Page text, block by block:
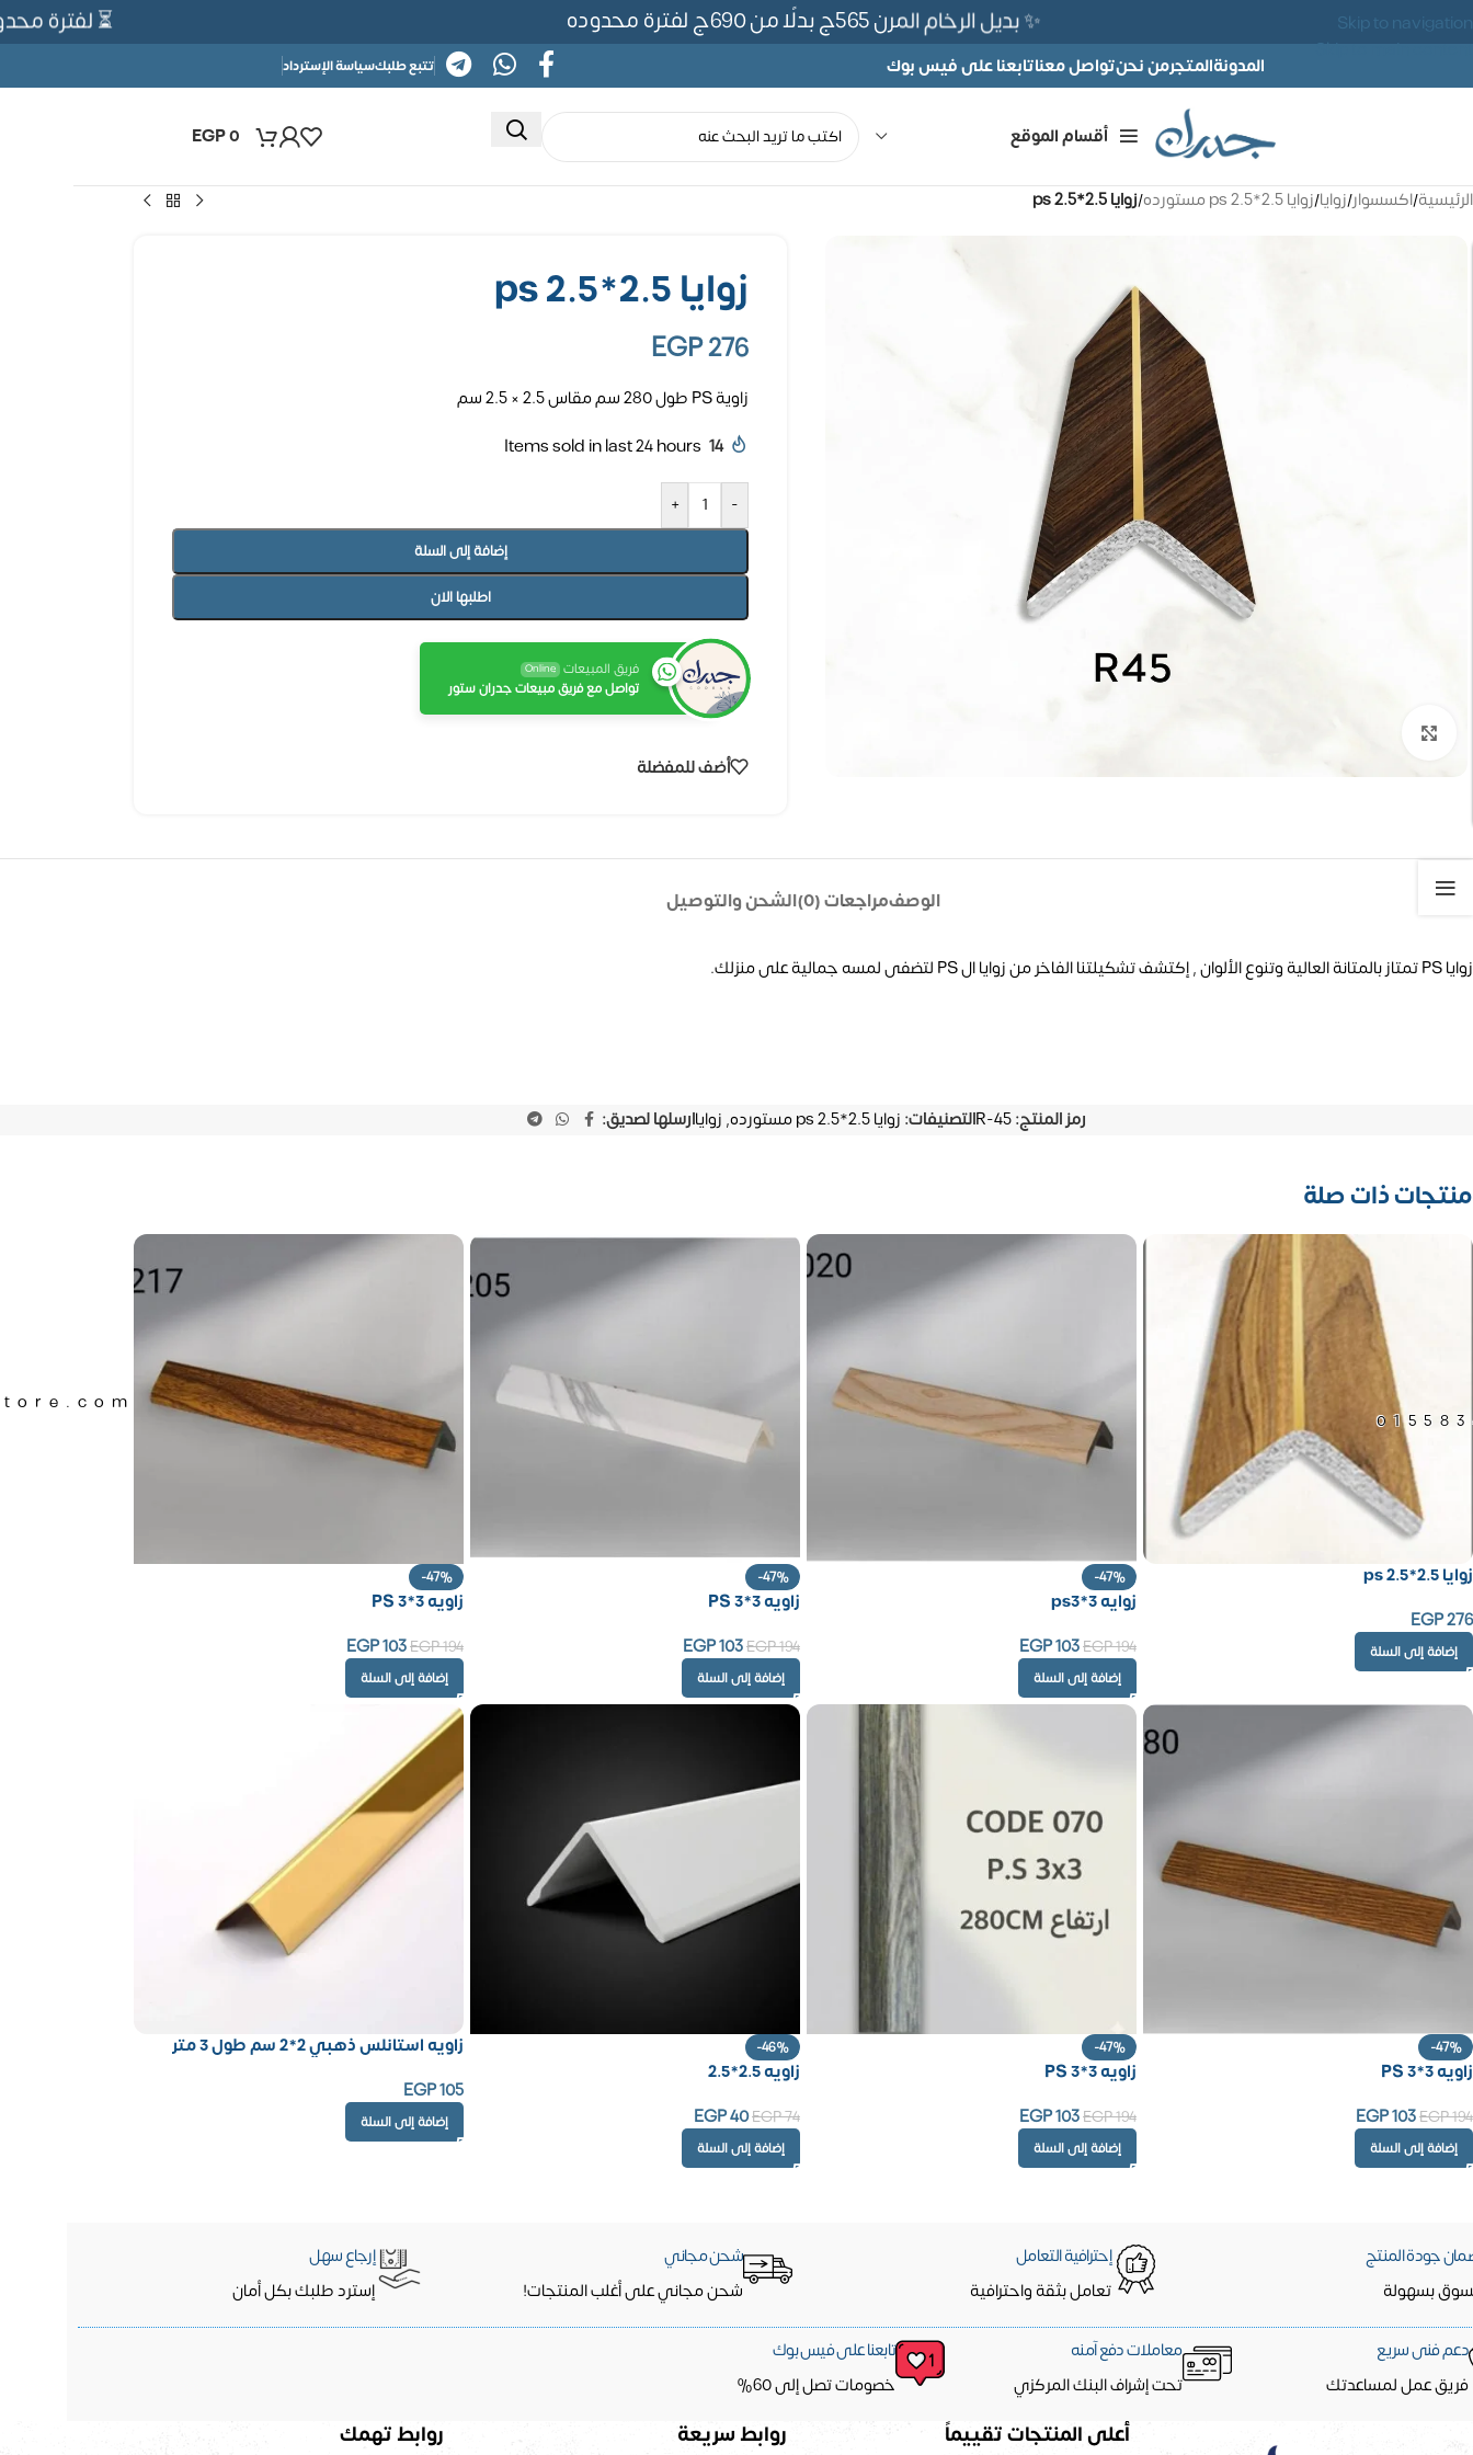
Skip to navigation
Skip to main content
⏳ لفترة ✨ بديل الرخام المرن 565ج بدلًا من 690ج لفترة محدوده
المدونةالمتجرمن نحنتواصل معناتابعنا على فيس بوك تتبع طلبكسياسة الإسترداد
أقسام الموقع EGP0
الرئيسية/اكسسوار/زوايا/زوايا 2.5*2.5 ps مستورده /زوايا ps 2.5*2.5
زوايا ps 2.5*2.5
EGP276
زاوية PS طول 280 سم مقاس 2.5 × 2.5 سم
14
Items sold in last 24 hours
-
+
إضافة إلى السلة
اطلبها الان
فريق المبيعات Online
تواصل مع فريق مبيعات جدران ستور
أضف للمفضلة
الوصفمراجعات (0) الشحن والتوصيل
زوايا PS تمتاز بالمتانة العالية وتنوع الألوان , إكتشف تشكيلتنا الفاخر من زوايا ال PS لتضفى لمسه جمالية على منزلك.
رمز المنتج:45-R التصنيفات: زوايا 2.5*2.5 ps مستورده , زواياارسلها لصديق:
منتجات ذات صلة
زوايا ps 2.5*2.5
EGP276
إضافة إلى السلة
-47%
زوايه ps3*3
EGP194
EGP103
إضافة إلى السلة
-47%
زاويه PS 3*3
EGP194
EGP103
إضافة إلى السلة
-47%
زاويه PS 3*3
EGP194
EGP103
إضافة إلى السلة
-47%
زاويه PS 3*3
EGP194
EGP103
إضافة إلى السلة
-47%
زاويه PS 3*3
EGP194
EGP103
إضافة إلى السلة
-46%
زاويه 2.5*2.5
EGP74
EGP40
إضافة إلى السلة
زاويه استانلس ذهبي 2*2 سم طول 3 متر
EGP105
إضافة إلى السلة
جودة المنتج
بسهولة
إحترافية التعامل
تعامل بثقة واحترافية
شحن مجاني
شحن مجاني على أغلب المنتجات!
إرجاع سهل
إسترد طلبك بكل أمان
دعم فنى سريع
فريق عمل لمساعدتك
معاملات دفع آمنه
تحت إشراف البنك المركزي
تابعنا على فيس بوك
خصومات تصل إلى 60%
أعلى المنتجات تقييماً روابط سريعة روابط تهمك